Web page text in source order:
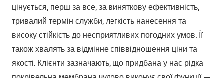
цінується, перш за все, за виняткову ефективність,
тривалий термін служби, легкість нанесення та
високу стійкість до несприятливих погодних умов. Її
також хвалять за відмінне співвідношення ціни та
якості. Клієнти зазначають, що придбана у нас рідка